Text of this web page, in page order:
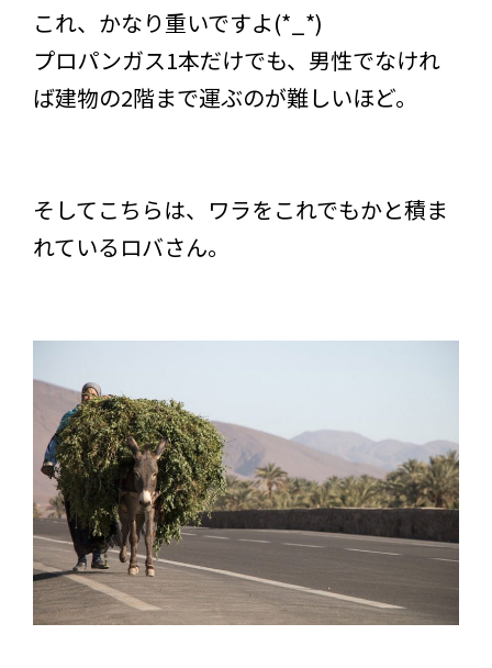
これ、かなり重いですよ(*_*)
プロパンガス1本だけでも、男性でなけれ
ば建物の2階まで運ぶのが難しいほど。
そしてこちらは、ワラをこれでもかと積ま
れているロバさん。